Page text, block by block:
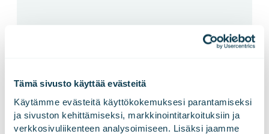
Tämä sivusto käyttää evästeitä
Käytämme evästeitä käyttökokemuksesi parantamiseksi
ja sivuston kehittämiseksi, markkinointitarkoituksiin ja
verkkosivuliikenteen analysoimiseen. Lisäksi jaamme
Tilaa postilaatikkoosi oivaltavat sisällöt niin